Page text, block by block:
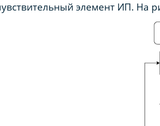
элемент ИП. На